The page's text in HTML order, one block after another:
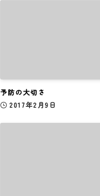
予防の大切さ
2017年2月9日